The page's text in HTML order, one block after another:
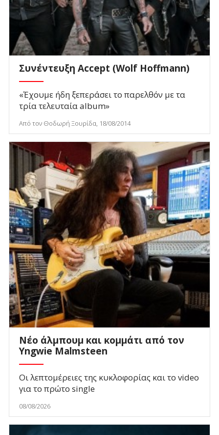
Συνέντευξη Accept (Wolf Hoffmann)
«Έχουμε ήδη ξεπεράσει το παρελθόν με τα
τρία τελευταία album»
Από τον Θοδωρή Ξουρίδα, 18/08/2014
Νέο άλμπουμ και κομμάτι από τον
Yngwie Malmsteen
Οι λεπτομέρειες της κυκλοφορίας και το video
για το πρώτο single
08/08/2026